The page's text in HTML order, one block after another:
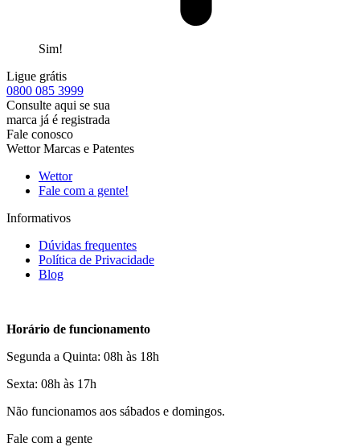
Sim!
Ligue grátis
0800 085 3999
Consulte aqui se sua
marca já é registrada
Fale conosco
Wettor Marcas e Patentes
Wettor
Fale com a gente!
Informativos
Dúvidas frequentes
Política de Privacidade
Blog
Horário de funcionamento
Segunda a Quinta: 08h às 18h
Sexta: 08h às 17h
Não funcionamos aos sábados e domingos.
Fale com a gente